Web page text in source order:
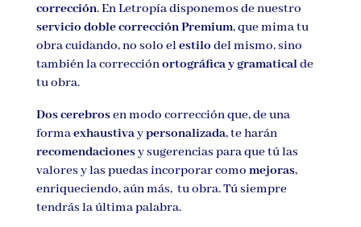
corrección. En Letropía disponemos de nuestro
servicio doble corrección Premium, que mima tu
obra cuidando, no solo elestilo del mismo, sino
también la correcciónortográfica y gramaticalde
tu obra.
Dos cerebrosen modo corrección que, de una
formaexhaustivaypersonalizada, te harán
recomendacionesy sugerencias para que tú las
valores y las puedas incorporar como mejoras,
enriqueciendo, aún más, tu obra. Tú siempre
tendrás la última palabra.